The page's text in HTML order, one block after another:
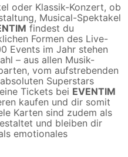
oder Klassik-Konzert, ob
Musical-Spektakel
findest du
Formen des Live-
Events im Jahr stehen
– aus allen Musik-
vom aufstrebenden
Superstars
Tickets bei EVENTIM
kaufen und dir somit
Karten sind zudem als
und bleiben dir
emotionales